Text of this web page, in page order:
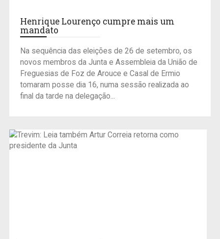
Henrique Lourenço cumpre mais um
mandato
Na sequência das eleições de 26 de setembro, os
novos membros da Junta e Assembleia da União de
Freguesias de Foz de Arouce e Casal de Ermio
tomaram posse dia 16, numa sessão realizada ao
final da tarde na delegação...